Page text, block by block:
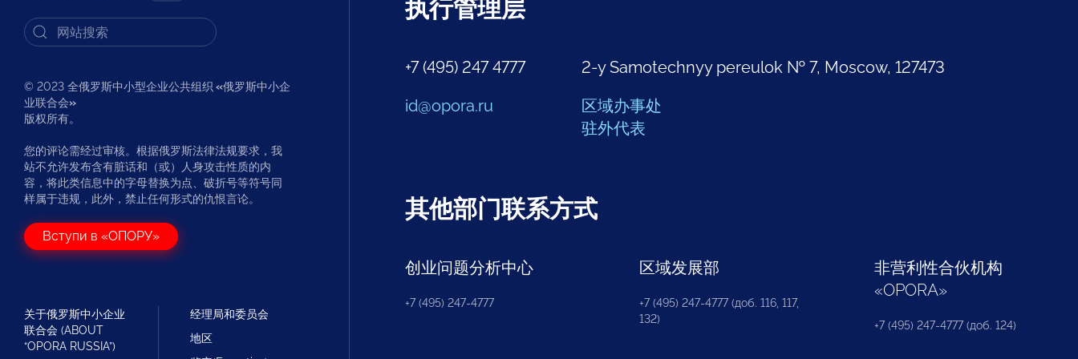
© 2023 全俄罗斯中小型企业公共组织 «俄罗斯中小企
业联合会»
版权所有。
您的评论需经过审核。根据俄罗斯法律法规要求，我
站不允许发布含有脏话和（或）人身攻击性质的内
容，将此类信息中的字母替换为点、破折号等符号同
样属于违规，此外，禁止任何形式的仇恨言论。
Вступи в «ОПОРУ»
关于俄罗斯中小企业
联合会 (ABOUT
“OPORA RUSSIA”)
经理局和委员会
地区
执行管理层
+7 (495) 247 4777
id@opora.ru
2-y Samotechnyy pereulok № 7, Moscow, 127473
区域办事处
驻外代表
其他部门联系方式
创业问题分析中心
+7 (495) 247-4777
区域发展部
+7 (495) 247-4777 (доб. 116, 117,
132)
非营利性合伙机构
«OPORA»
+7 (495) 247-4777 (доб. 124)